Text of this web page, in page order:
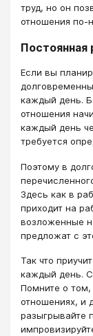
труд, но он
отношения по-
Постоянная
Если вы
каждый день.
отношения
каждый день
требуется
Поэтому в
Здесь как в
приходит на
возложенные
предложат с
Так что
каждый день.
Помните о том,
отношениях, и
разыгрывайте